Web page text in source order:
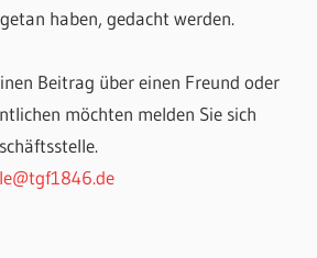
haben, gedacht werden.
Beitrag über einen Freund oder
möchten melden Sie sich